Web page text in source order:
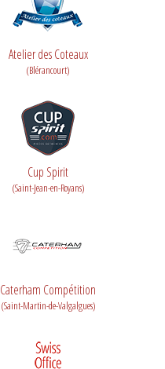
Atelier des Coteaux
(Blérancourt)
Cup Spirit
(Saint-Jean-en-Royans)
Caterham Compétition
(Saint-Martin-de-Valgalgues)